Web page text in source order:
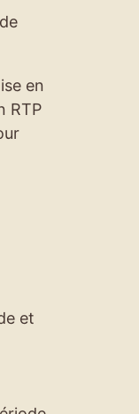
en
RTP
et